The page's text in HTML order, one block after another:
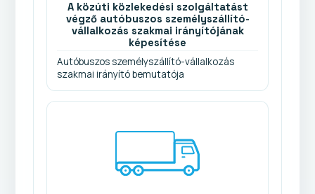
A közúti közlekedési szolgáltatást
végző autóbuszos személyszállító-
vállalkozás szakmai irányítójának
képesítése
Autóbuszos személyszállító-vállalkozás
szakmai irányító bemutatója